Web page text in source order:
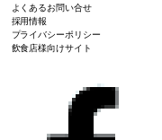
よくあるお問い合せ
採用情報
プライバシーポリシー
飲食店様向けサイト